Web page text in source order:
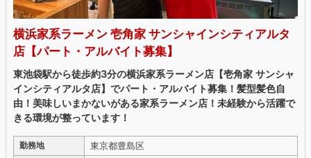
横浜家系ラーメン 壱角家 サンシャインシティアルタ
店【パート・アルバイト募集】
東池袋駅から徒歩約3分の横浜家系ラーメン店【壱角家 サンシャ
インシティアルタ店】でパート・アルバイト募集！髪型髪色自
由！美味しいまかないがある家系ラーメン店！未経験から活躍で
きる環境が整っています！
勤務地 東京都豊島区